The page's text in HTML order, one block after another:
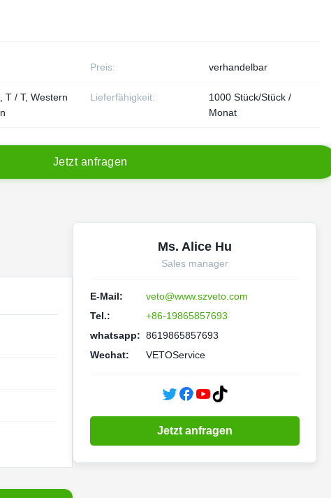
Preis: verhandelbar
T / T, Western
Lieferfähigkeit:
1000 Stück/Stück /
Monat
Jetzt anfragen
Ms. Alice Hu
Sales manager
E-Mail:
veto@www.szveto.com
Tel.:
+86-19865857693
whatsapp: 8619865857693
Wechat:
VETOService
Jetzt anfragen